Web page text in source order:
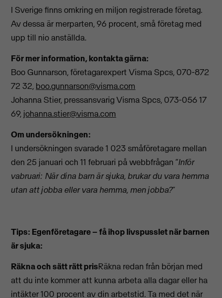
I Sverige finns omkring en miljon registrerade företag.
Av dessa är merparten, 96 procent, små företag med
upp till nio anställda.
För mer information, kontakta gärna:
Boo Gunnarson, företagarexpert Visma Spcs, 070-872
72 32, boo.gunnarson@visma.com
Johanna Stier, pressansvarig Visma Spcs, 073-056 17
69, johanna.stier@visma.com
Om undersökningen:
I undersökningen svarade 1 023 småföretagare mellan
den 25 januari och 11 februari på webbfrågan ”Inför
vabruari: När dina barn är sjuka, brukar du vara hemma
utan att jobba eller vara hemma, men jobba?”
Tips: Egenföretagare – få ihop livspusslet när barnen
är sjuka:
Räkna och sätt rätt prisRäkna redan från början med
att du inte kommer att kunna arbeta alla dagar eller ha
intäkter 100 procent av din arbetstid. Ta med det när